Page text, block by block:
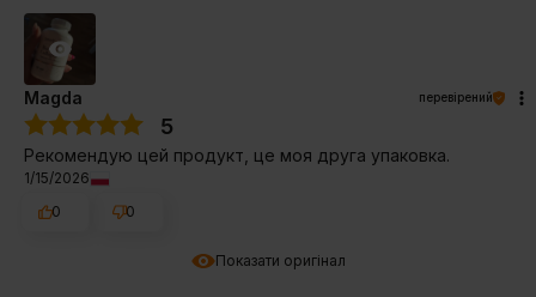
Показати оригінал
Magda перевірений
5
Рекомендую цей продукт, це моя друга упаковка.
1/15/2026
0
0